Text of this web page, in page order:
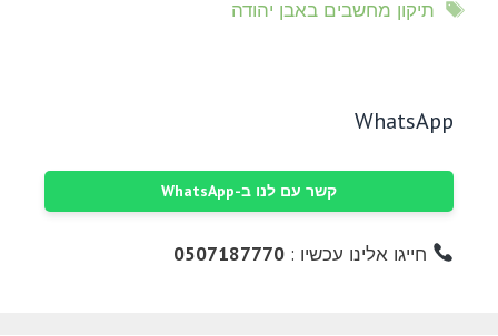
תגיות
תיקון מחשבים באבן יהודה
WhatsApp
קשר עם לנו ב-WhatsApp
חייגו אלינו עכשיו :0507187770